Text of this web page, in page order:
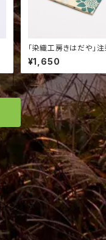
「染織工房きはだや」
（山菜）
¥1,650
ンストア